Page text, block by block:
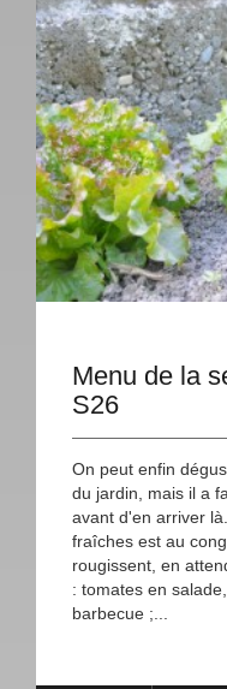
Menu de la
S26
On peut enfin
du jardin, mais il a
avant d'en arriver
fraîches est au
rougissent, en
: tomates en
barbecue ;...